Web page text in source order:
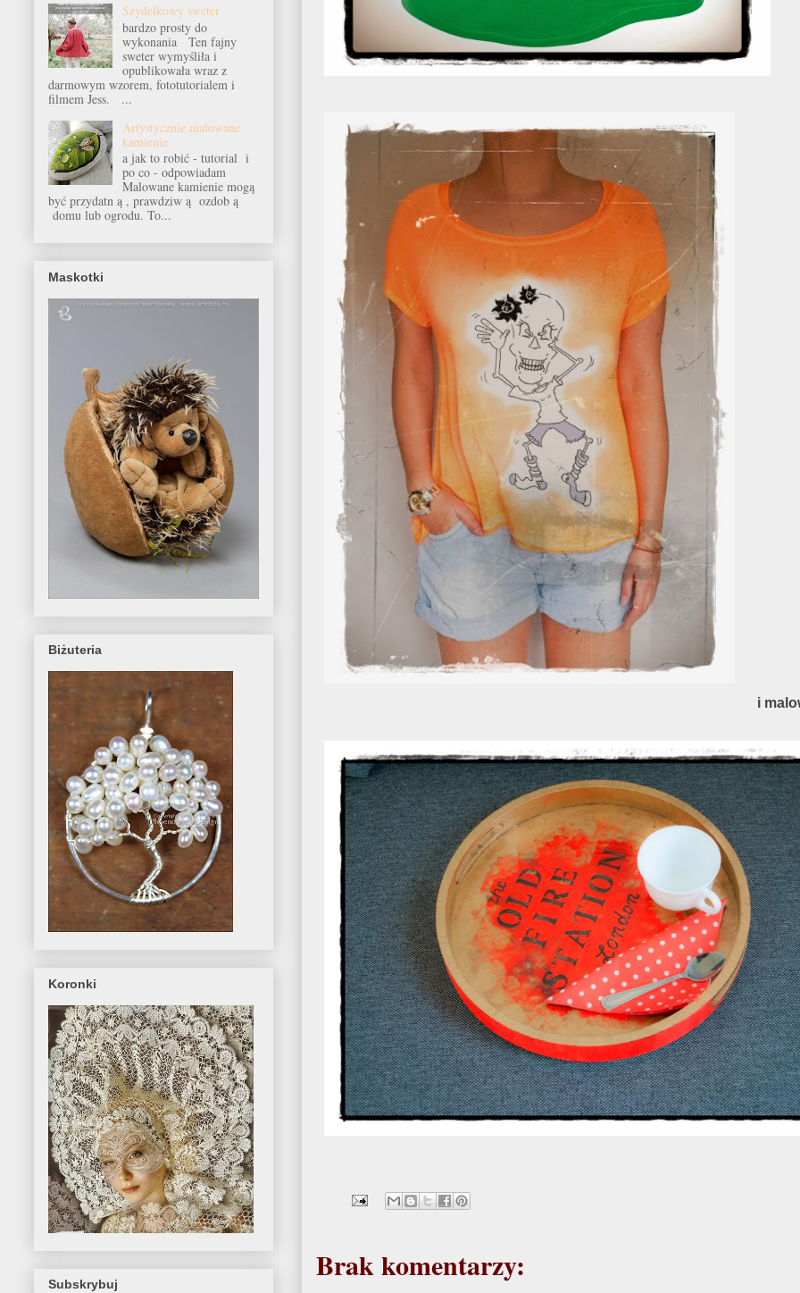
i
Brak komentarzy:
Szydełkowy sweter
bardzo prosty do
wykonania Ten fajny
sweter wymyśliła i
opublikowała wraz z
darmowym wzorem, fototutorialem i
filmem Jess. ...
Artystycznie malowane
kamienie
a jak to robić - tutorial i
po co - odpowiadam
Malowane kamienie mogą
być przydatn ą , prawdziw ą ozdob ą
domu lub ogrodu. To...
Maskotki
Biżuteria
Koronki
Subskrybuj